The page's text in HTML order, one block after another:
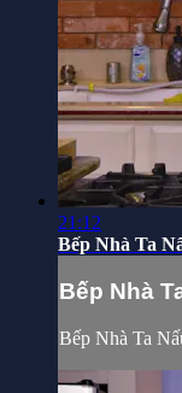
21:12
Bếp Nhà Ta
Bếp Nhà
Bếp Nhà Ta